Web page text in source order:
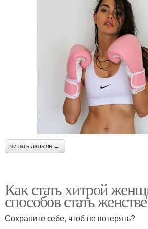
читать дальше →
Как стать хитрой
способов стать
Сохраните себе, чтоб не потерять?